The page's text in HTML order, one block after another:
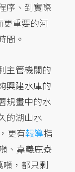
序、到實際
更重要的河
間。
主管機關的
興建水庫的
規畫中的水
的湖山水
更有報導指
、嘉義鹿寮
噸，都只剩